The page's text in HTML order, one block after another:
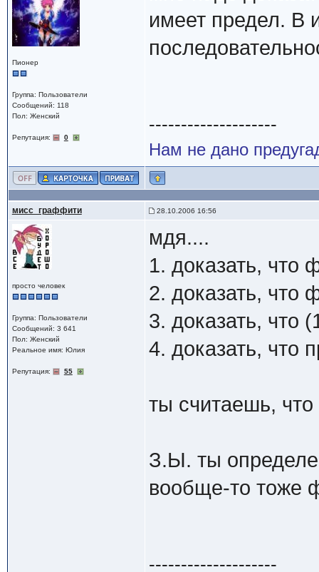
Пионер
Группа: Пользователи
Сообщений: 118
Пол: Женский
Репутация: 0
имеет предел. В
--------------------
Нам не дано
мисс_граффити 28.10.2006 16:56
просто человек
Группа: Пользователи
Сообщений: 3 641
Пол: Женский
Реальное имя: Юлия
Репутация: 55
мдя....
1. доказать, что
2. доказать, что
3. доказать, что
4. доказать, что
ты считаешь,
З.Ы. ты
вообще-то тоже
--------------------